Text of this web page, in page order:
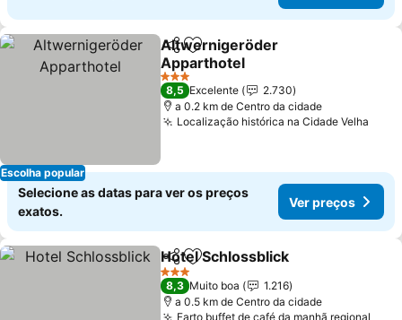
Escolha popular
PartilharAdicionar aos favoritos
Altwernigeröder
Apparthotel
3 Estrelas
8,5 Excelente
2.730
a 0.2 km de Centro da cidade
Localização histórica na Cidade Velha
Selecione as datas para ver os preços
exatos.
Ver preços
PartilharAdicionar aos favoritos
Hotel Schlossblick
3 Estrelas
8,3 Muito boa
1.216
a 0.5 km de Centro da cidade
Farto buffet de café da manhã regional